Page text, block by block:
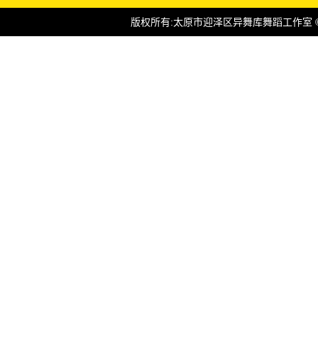
版权所有:太原市迎泽区异舞库舞蹈工作